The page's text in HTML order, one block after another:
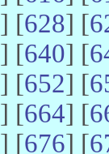
] [628] [
] [640] [
] [652] [
] [664] [
] [676] [